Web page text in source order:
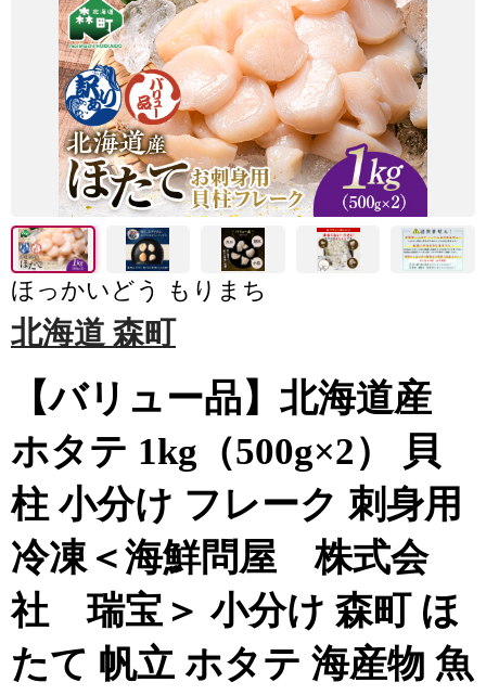
ほっかいどう もりまち
北海道 森町
【バリュー品】北海道産
ホタテ 1kg（500g×2） 貝
柱 小分け フレーク 刺身用
冷凍＜海鮮問屋 株式会
社 瑞宝＞ 小分け 森町 ほ
たて 帆立 ホタテ 海産物 魚